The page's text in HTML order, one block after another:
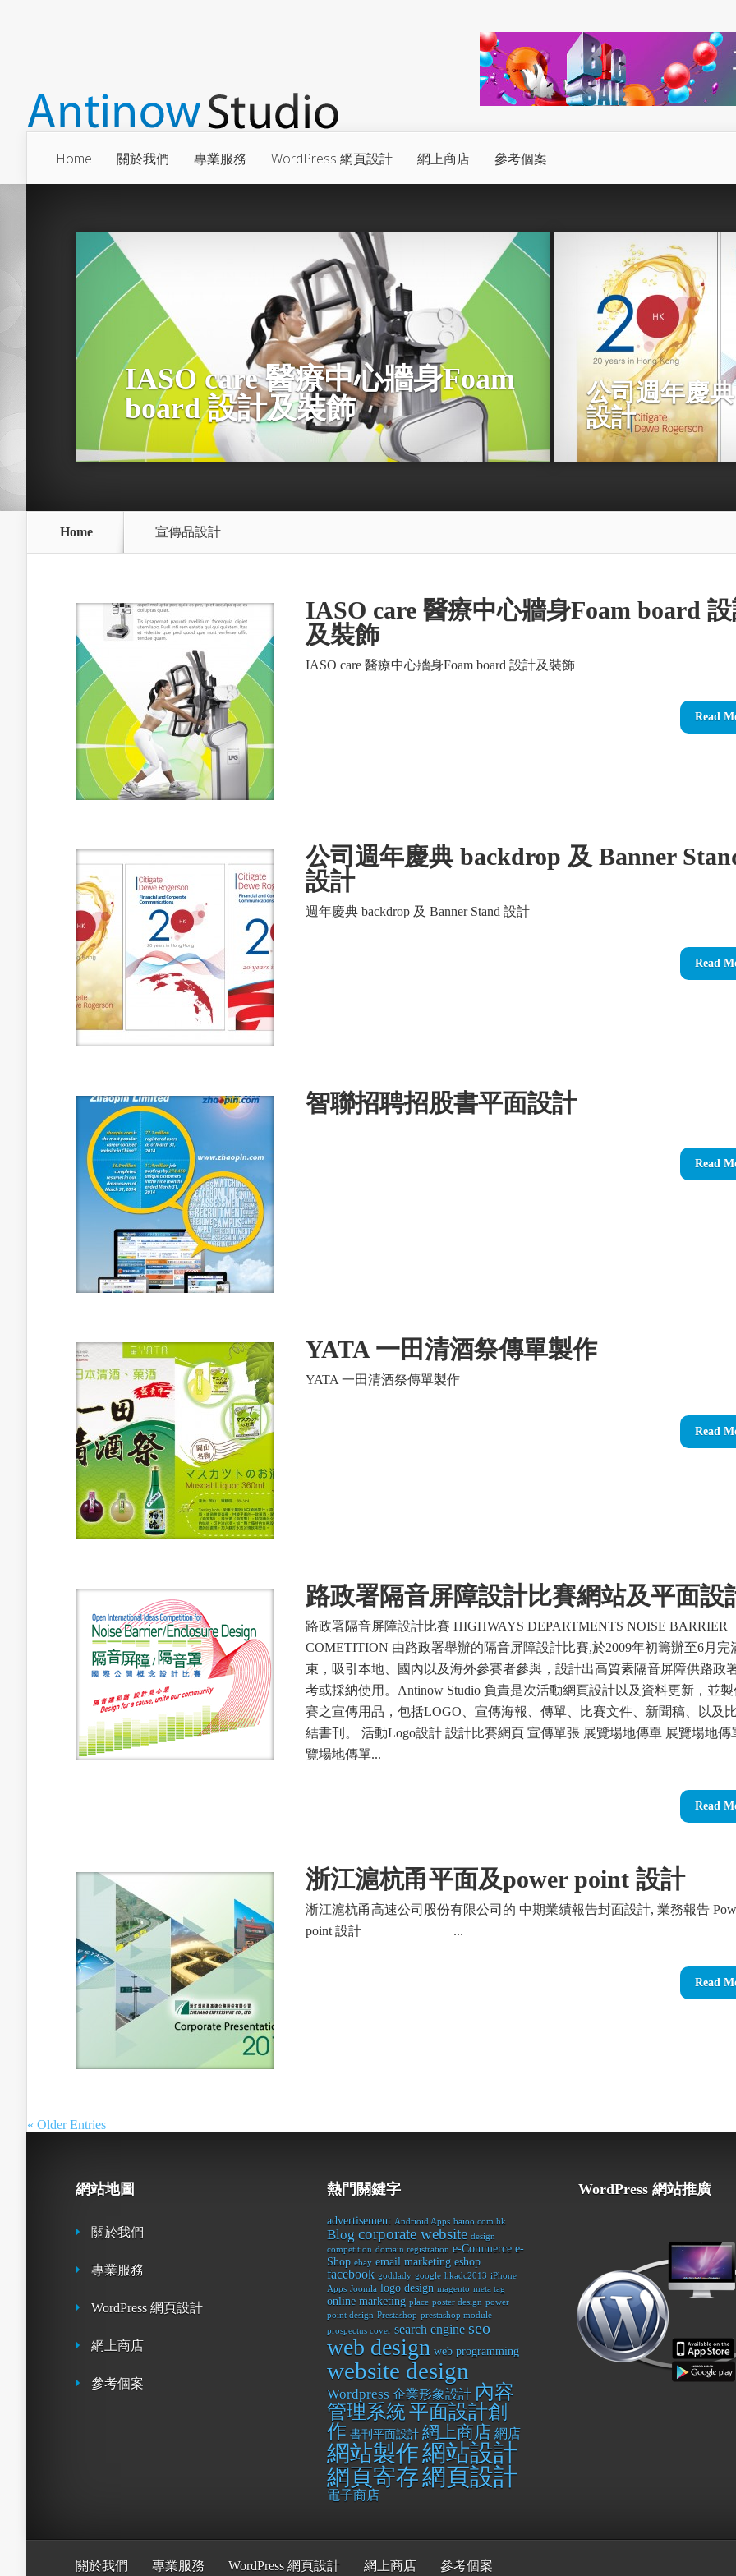
Home 關於我們 專業服務 WordPress 網頁設計 網上商店 參考個案
IASO care 醫療中心牆身Foam
board 設計及裝飾
公司週年慶
設計
Home 宣傳品設計
IASO care 醫療中心牆身Foam board
及裝飾
IASO care 醫療中心牆身Foam board 設計及裝飾
Read
公司週年慶典 backdrop 及 Banner
設計
週年慶典 backdrop 及 Banner Stand 設計
Read
智聯招聘招股書平面設計
Read
YATA 一田清酒祭傳單製作
YATA 一田清酒祭傳單製作
Read
路政署隔音屏障設計比賽網站及平面設
路政署隔音屏障設計比賽 HIGHWAYS DEPARTMENTS NOISE BARRIER
COMETITION 由路政署舉辦的隔音屏障設計比賽,於2009年初籌辦至6月完
束，吸引本地、國內以及海外參賽者參與，設計出高質素隔音屏障供路政
考或採納使用。Antinow Studio 負責是次活動網頁設計以及資料更新，並製
賽之宣傳用品，包括LOGO、宣傳海報、傳單、比賽文件、新聞稿、以及
結書刊。 活動Logo設計 設計比賽網頁 宣傳單張 展覽場地傳單 展覽場地傳
覽場地傳單...
Read
浙江滬杭甬平面及power point 設計
淅江滬杭甬高速公司股份有限公司的 中期業績報告封面設計, 業務報告
point 設計 ...
Read
« Older Entries
網站地圖
關於我們
專業服務
WordPress 網頁設計
網上商店
參考個案
熱門關鍵字
advertisement Andrioid Apps baioo.com.hk
Blog corporate website design
competition domain registration e-Commerce e-
Shop ebay email marketing eshop
facebook goddady google hkadc2013 iPhone
Apps Joomla logo design magento meta tag
online marketing place poster design power
point design Prestashop prestashop module
prospectus cover search engine seo
web design web programming
website design
Wordpress 企業形象設計 內容
管理系統平面設計創
作 書刊平面設計 網上商店 網店
網站製作網站設計
網頁寄存網頁設計
電子商店
WordPress 網站推廣
關於我們 專業服務 WordPress 網頁設計 網上商店 參考個案